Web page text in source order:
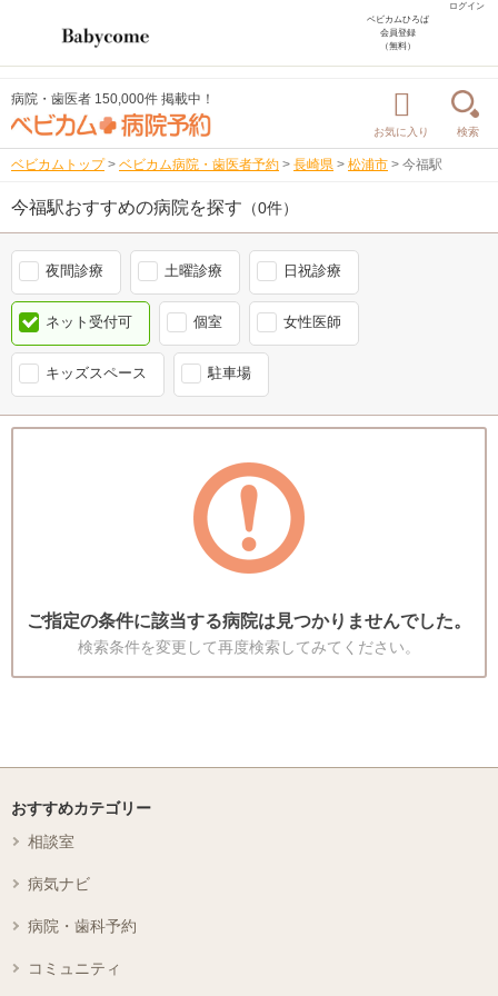
ログイン
ベビカムひろば
会員登録
（無料）
病院・歯医者 150,000件 掲載中！
お気に入り 検索
ベビカムトップ > ベビカム病院・歯医者予約 > 長崎県 > 松浦市 > 今福駅
今福駅おすすめの病院を探す （0件）
夜間診療 土曜診療 日祝診療
ネット受付可 個室 女性医師
キッズスペース 駐車場
ご指定の条件に該当する病院は見つかりませんでした。
検索条件を変更して再度検索してみてください。
おすすめカテゴリー
相談室
病気ナビ
病院・歯科予約
コミュニティ